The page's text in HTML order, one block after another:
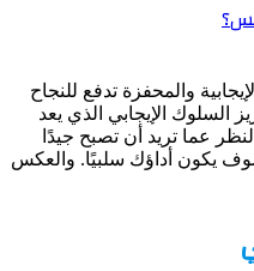
والمحفزة تدفع للنجاح
السلوك الإيجابي الذي يعد
عما تريد أن تصبح جيدًا
يكون أداؤك سلبيًا. والعكس